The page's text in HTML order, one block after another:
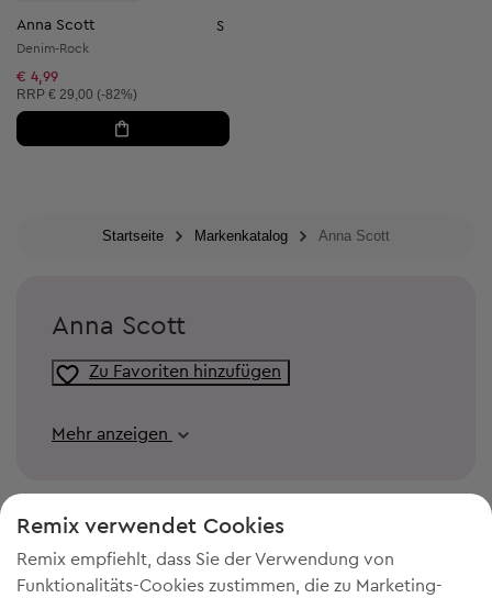
Anna Scott S
Denim-Rock
€ 4,99
Unverbindliche Preisempfehlung:
RRP € 29,00 (-82%)
Startseite Markenkatalog Anna Scott
Anna Scott
Zu Favoriten hinzufügen
Mehr anzeigen
Remix verwendet Cookies
Remix empfiehlt, dass Sie der Verwendung von
Funktionalitäts-Cookies zustimmen, die zu Marketing-